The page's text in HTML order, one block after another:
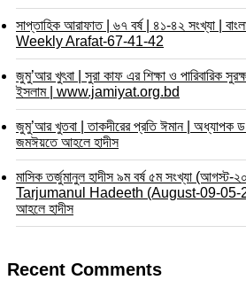
সাপ্তাহিক আরাফাত | ৬৭ বর্ষ | ৪১-৪২ সংখ্যা |
Weekly Arafat-67-41-42
জুমু’আর খুৎবা | সুরা কাফ এর শিক্ষা ও পারিবারিক
ইসলাম | www.jamiyat.org.bd
জুমু’আর খুতবা | তাকদীরের প্রতি ঈমান | অধ্যাপক
জমঈয়তে আহলে হাদীস
মাসিক তর্জুমানুল হাদীস ৯ম বর্ষ ৫ম সংখ্যা
Tarjumanul Hadeeth (August-09-05-
আহলে হাদীস
Recent Comments